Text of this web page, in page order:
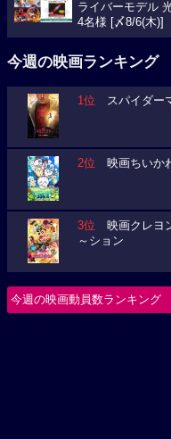
今週の映画ランキング
2位 映画ちいか
3位 映画クレヨ
今週の映画動員数ランキング
要チェック！今週の３